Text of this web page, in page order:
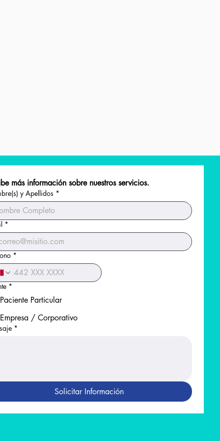
más información sobre nuestros servicios.
y Apellidos *
*
*
*
Paciente Particular
Empresa / Corporativo
*
Solicitar Información